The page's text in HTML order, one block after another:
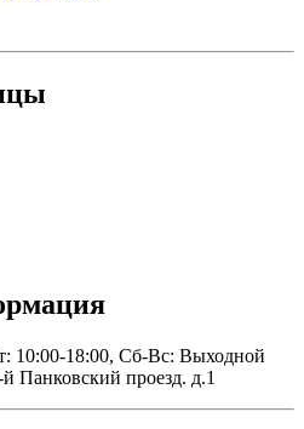
10:00-18:00, Сб-Вс: Выходной
Панковский проезд. д.1